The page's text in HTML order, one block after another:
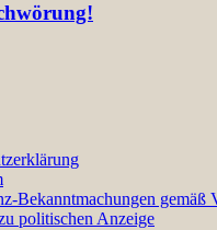
Bekanntmachungen gemäß
politischen Anzeige